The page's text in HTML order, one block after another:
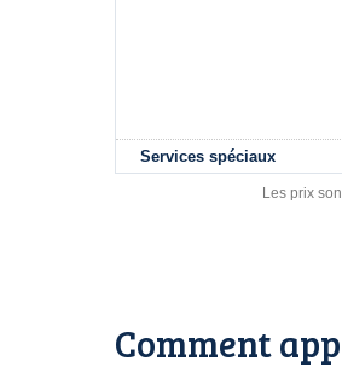
Services spéciaux
Les prix
Comment